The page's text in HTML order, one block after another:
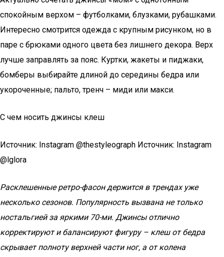
спокойным верхом – футболками, блузками, рубашками.
Интересно смотрится одежда с крупным рисунком, но в
паре с брюками одного цвета без лишнего декора. Верх
лучше заправлять за пояс. Куртки, жакеты и пиджаки,
бомберы выбирайте длиной до середины бедра или
укороченные; пальто, тренч – миди или макси.
С чем носить джинсы клеш
Источник: Instagram @thestyleograph Источник: Instagram
@lglora
Расклешенные ретро-фасон держится в трендах уже
несколько сезонов. Популярность вызвана не только
ностальгией за яркими 70-ми. Джинсы отлично
корректируют и балансируют фигуру – клеш от бедра
скрывает полноту верхней части ног, а от колена